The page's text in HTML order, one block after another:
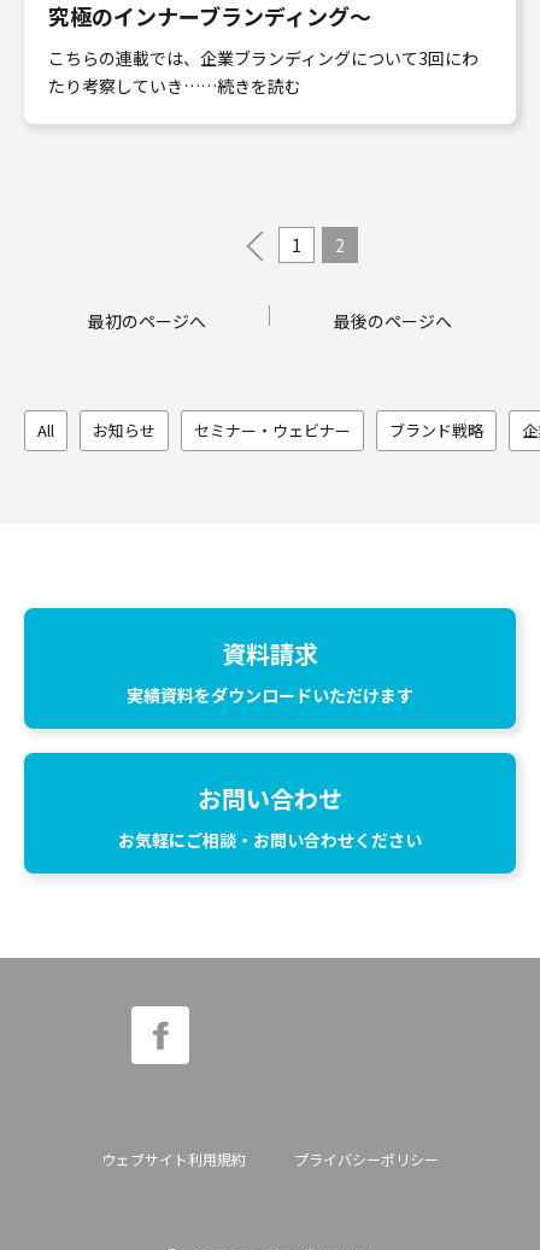
究極のインナーブランディング〜
こちらの連載では、企業ブランディングについて3回にわ
たり考察していき……続きを読む
1 2
最初のページへ 最後のページへ
All お知らせ セミナー・ウェビナー ブランド戦略
資料請求
実績資料をダウンロードいただけます
お問い合わせ
お気軽にご相談・お問い合わせください
ウェブサイト利用規約 プライバシーポリシー